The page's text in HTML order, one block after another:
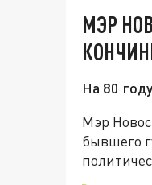
МЭР
На 80
Мэр
бывшего